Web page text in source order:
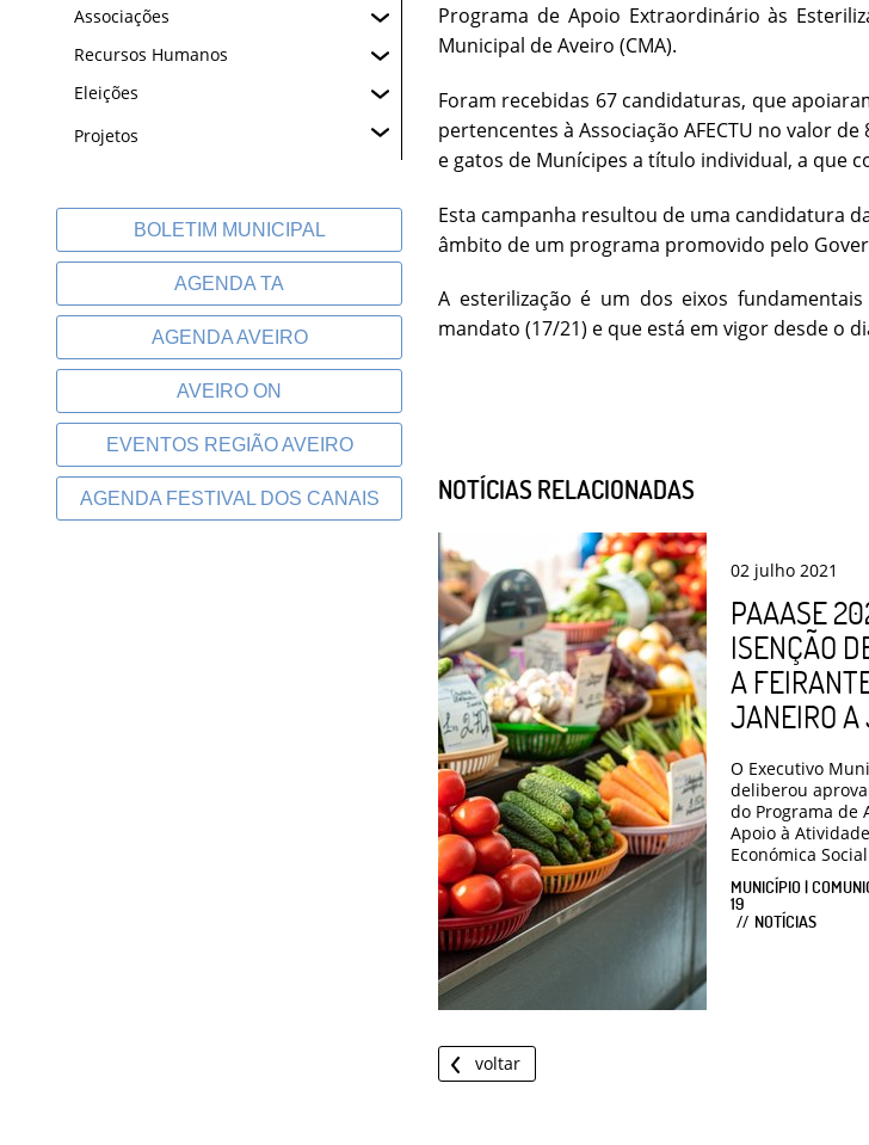
Associações
Recursos Humanos
Eleições
Projetos
BOLETIM MUNICIPAL
AGENDA TA
AGENDA AVEIRO
AVEIRO ON
EVENTOS REGIÃO AVEIRO
AGENDA FESTIVAL DOS CANAIS
Programa de Apoio Extraordinário às
Municipal de Aveiro (CMA).
Foram recebidas 67 candidaturas, que
pertencentes à Associação AFECTU no valor
e gatos de Munícipes a título individual, a que
Esta campanha resultou de uma candidatura
âmbito de um programa promovido pelo
A esterilização é um dos eixos
mandato (17/21) e que está em vigor desde o
NOTÍCIAS RELACIONADAS
02 julho 2021
PAAASE
ISENÇÃO
A
JANEIRO A
O Executivo
deliberou
do Programa de
Apoio à
Económica
MUNICÍPIO |
19
NOTÍCIAS
voltar